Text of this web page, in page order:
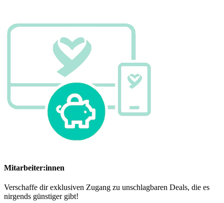
Mitarbeiter:innen
Verschaffe dir exklusiven Zugang zu unschlagbaren Deals, die es
nirgends günstiger gibt!